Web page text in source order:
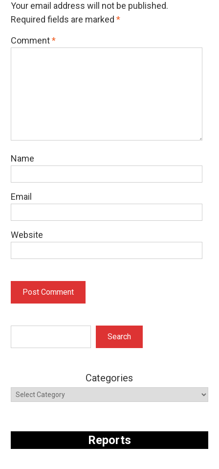
Your email address will not be published.
Required fields are marked *
Comment*
Name
Email
Website
Search
Categories
Reports